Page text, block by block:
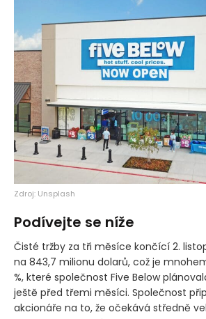
Zdroj: Unsplash
Podívejte se níže
Čisté tržby za tři měsíce končící 2.
na 843,7 milionu dolarů, což je
%, které společnost Five Below
ještě před třemi měsíci. Společnost
akcionáře na to, že očekává středně